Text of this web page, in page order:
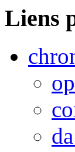
Liens